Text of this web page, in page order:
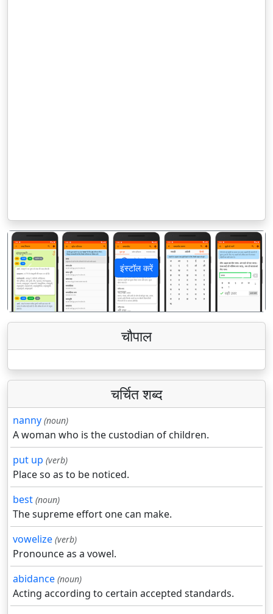
इंस्टॉल करें
पिछला अगला
चौपाल
चर्चित शब्द
nanny (noun)
A woman who is the custodian of children.
put up (verb)
Place so as to be noticed.
best (noun)
The supreme effort one can make.
vowelize (verb)
Pronounce as a vowel.
abidance (noun)
Acting according to certain accepted standards.